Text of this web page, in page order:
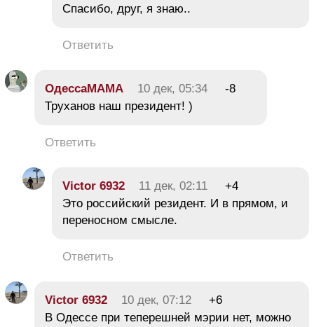
Спасибо, друг, я знаю..
Ответить
ОдессаМАМА 10 дек, 05:34
-8
Труханов наш президент! )
Ответить
Victor 6932 11 дек, 02:11
+4
Это российский резидент. И в прямом, и
переносном смысле.
Ответить
Victor 6932 10 дек, 07:12
+6
В Одессе при теперешней мэрии нет, можно